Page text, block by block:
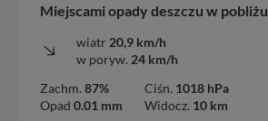
Miejscami opady deszczu w pobliżu
wiatr 20,9 km/h
w poryw. 24 km/h
Zachm. 87%
Opad 0.01 mm
Ciśn. 1018 hPa
Widocz. 10 km